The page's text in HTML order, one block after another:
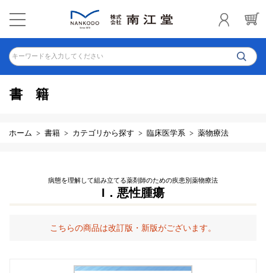
キーワードを入力してください
書籍
ホーム 書籍 カテゴリから探す 臨床医学系 薬物療法
病態を理解して組み立てる薬剤師のための疾患別薬物療法
I．悪性腫瘍
こちらの商品は改訂版・新版がございます。